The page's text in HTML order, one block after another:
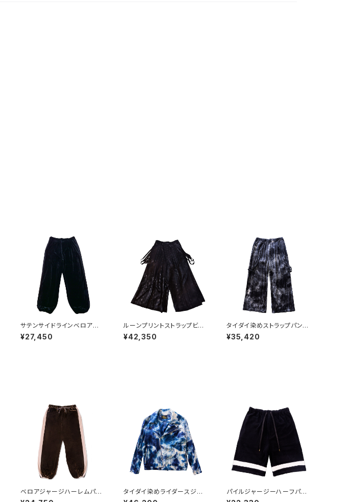
サテンサイドラインベロアジャ
ージハーレムパンツ
¥27,450
ルーンプリントストラップビッ
グタックパンツ
¥42,350
タイダイ染めストラップパン
ツ BLACK
¥35,420
ベロアジャージハーレムパン
ツ BROWN
タイダイ染めライダースジャ
ケット
パイルジャージーハーフパン
ツ BLACK